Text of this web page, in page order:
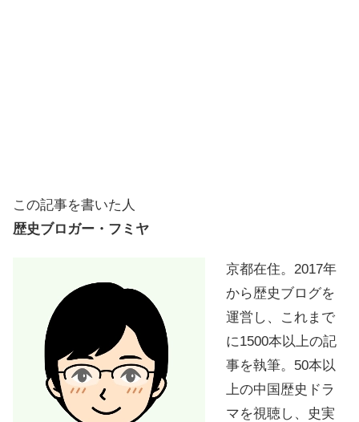
この記事を書いた人
歴史ブロガー・フミヤ
京都在住。2017年
から歴史ブログを
運営し、これまで
に1500本以上の記
事を執筆。50本以
上の中国歴史ドラ
マを視聴し、史実